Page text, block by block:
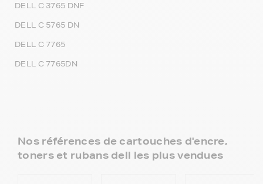
DELL C 3765 DNF
DELL C 5765 DN
DELL C 7765
DELL C 7765DN
Nos références de cartouches d'encre,
toners et rubans dell les plus vendues